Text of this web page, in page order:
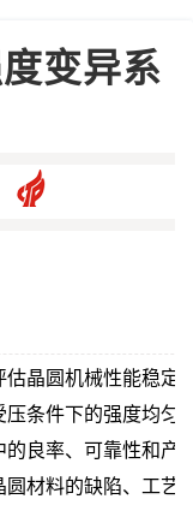
变异系
晶圆机械性能稳定
条件下的强度均匀
良率、可靠性和产
材料的缺陷、工艺